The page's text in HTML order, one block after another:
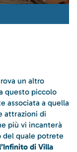
un altro
questo piccolo
associata a quella
attrazioni di
più vi incanterà
del quale potrete
di Villa